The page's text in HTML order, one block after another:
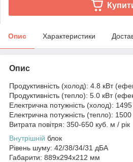
Опис Характеристики
Опис
Продуктивність (холод): 4.8 кВт
Продуктивність (тепло): 5.0 кВт
Електрична потужність (холод):
Електрична потужність (тепло):
Витрата повітря: 350-650 куб. м / рік
Внутрішній блок
Рівень шуму: 42/38/34/31 дБА
Габарити: 889x294x212 мм